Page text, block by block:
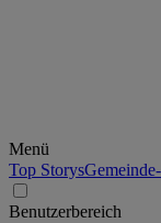
Menü
Top Storys
Benutzerbereich